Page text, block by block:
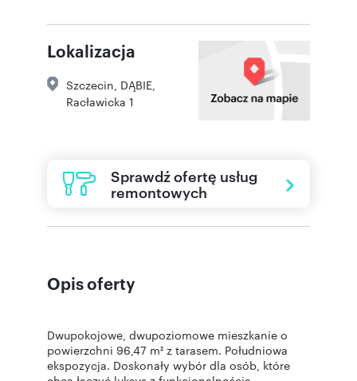
Lokalizacja
Szczecin DĄBIE
Racławicka 1
Sprawdź ofertę usług
remontowych
Opis oferty
Dwupokojowe, dwupoziomowe mieszkanie o
powierzchni 96,47 m² z tarasem. Południowa
ekspozycja. Doskonały wybór dla osób, które